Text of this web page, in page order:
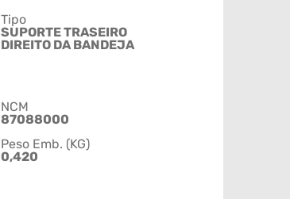
Tipo
SUPORTE TRASEIRO
DIREITO DA BANDEJA
NCM
87088000
Peso Emb. (KG)
0,420